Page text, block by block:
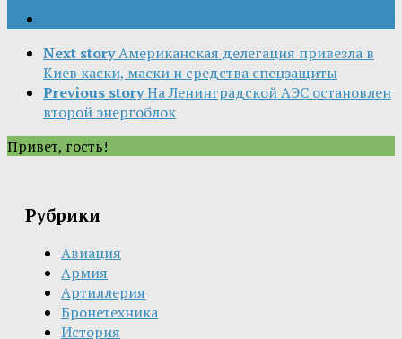
Next storyАмериканская делегация привезла в
Киев каски, маски и средства спецзащиты
Previous storyНа Ленинградской АЭС остановлен
второй энергоблок
Привет, гость!
Рубрики
Авиация
Армия
Артиллерия
Бронетехника
История